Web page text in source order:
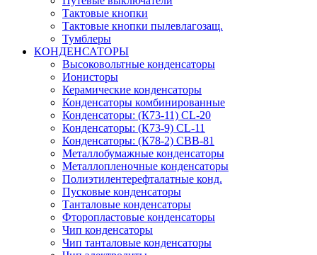
Тактовые кнопки
Тактовые кнопки пылевлагозащ.
Тумблеры
КОНДЕНСАТОРЫ
Высоковольтные конденсаторы
Ионисторы
Керамические конденсаторы
Конденсаторы комбинированные
Конденсаторы: (К73-11) CL-20
Конденсаторы: (К73-9) CL-11
Конденсаторы: (К78-2) CBB-81
Металлобумажные конденсаторы
Металлопленочные конденсаторы
Полиэтилентерефталатные конд.
Пусковые конденсаторы
Танталовые конденсаторы
Фторопластовые конденсаторы
Чип конденсаторы
Чип танталовые конденсаторы